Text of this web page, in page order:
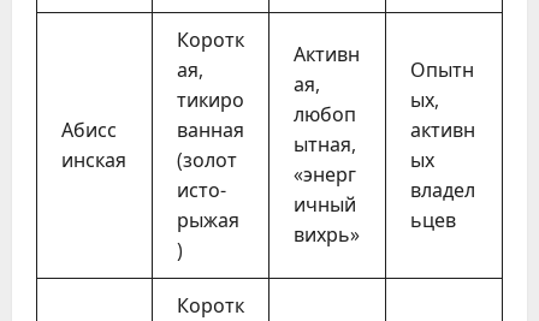
Абисс
инская
Коротк
ая,
тикиро
ванная
(золот
исто-
рыжая
)
Активн
ая,
любоп
ытная,
«энерг
ичный
вихрь»
Опытн
ых,
активн
ых
владел
ьцев
Коротк